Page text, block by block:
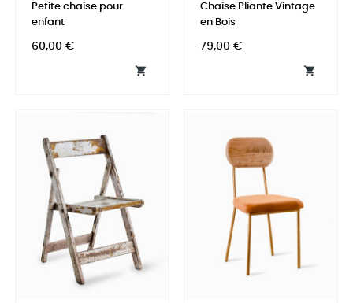
Petite chaise pour
enfant
Prix
60,00 €

Chaise Pliante Vintage
en Bois
Prix
79,00 €
